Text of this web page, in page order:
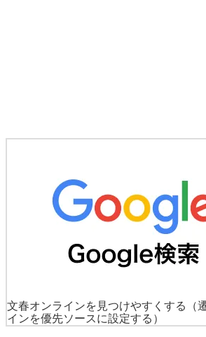
文春オンラインを見つけやすくする
（
インを優先ソースに設定する）